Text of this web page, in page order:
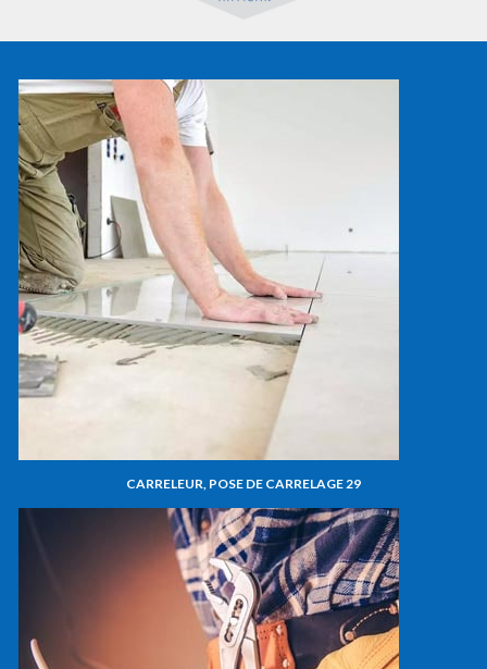
CARRELEUR, POSE DE CARRELAGE 29